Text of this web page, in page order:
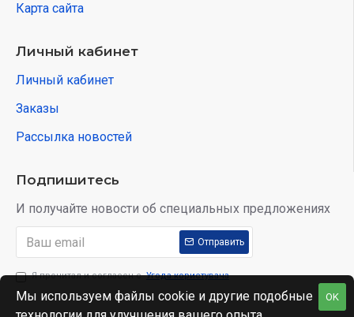
Карта сайта
Личный кабинет
Личный кабинет
Заказы
Рассылка новостей
Подпишитесь
И получайте новости об специальных предложениях
Отправить
Я прочитал и согласен с Угода користувача
OK
Мы используем файлы cookie и другие подобные